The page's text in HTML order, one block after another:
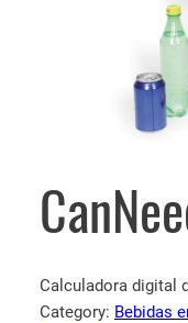
Calculadora digital
Category: Bebidas